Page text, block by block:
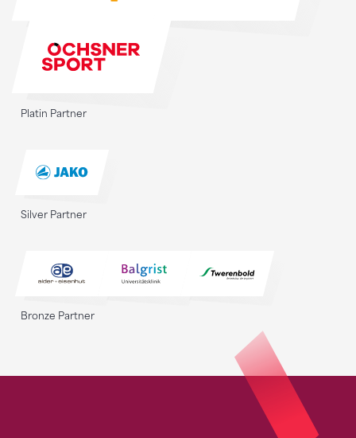
Platin Partner
Silver Partner
Bronze Partner